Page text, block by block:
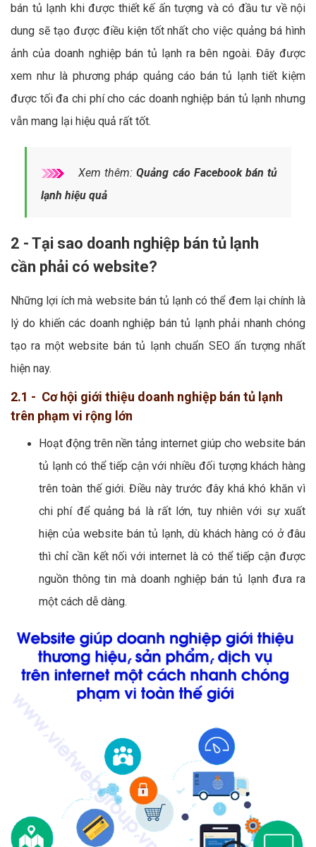
bán tủ lạnh khi được thiết kế ấn tượng và có đầu tư về nội
dung sẽ tạo được điều kiện tốt nhất cho việc quảng bá hình
ảnh của doanh nghiệp bán tủ lạnh ra bên ngoài. Đây được
xem như là phương pháp quảng cáo bán tủ lạnh tiết kiệm
được tối đa chi phí cho các doanh nghiệp bán tủ lạnh nhưng
vẫn mang lại hiệu quả rất tốt.
Xem thêm:Quảng cáo Facebook bán tủ
lạnh hiệu quả
2 - Tại sao doanh nghiệp bán tủ lạnh
cần phải có website?
Những lợi ích mà website bán tủ lạnh có thể đem lại chính là
lý do khiến các doanh nghiệp bán tủ lạnh phải nhanh chóng
tạo ra một website bán tủ lạnh chuẩn SEO ấn tượng nhất
hiện nay.
2.1 - Cơ hội giới thiệu doanh nghiệp bán tủ lạnh
trên phạm vi rộng lớn
Hoạt động trên nền tảng internet giúp cho website bán
tủ lạnh có thể tiếp cận với nhiều đối tượng khách hàng
trên toàn thế giới. Điều này trước đây khá khó khăn vì
chi phí để quảng bá là rất lớn, tuy nhiên với sự xuất
hiện của website bán tủ lạnh, dù khách hàng có ở đâu
thì chỉ cần kết nối với internet là có thể tiếp cận được
nguồn thông tin mà doanh nghiệp bán tủ lạnh đưa ra
một cách dễ dàng.